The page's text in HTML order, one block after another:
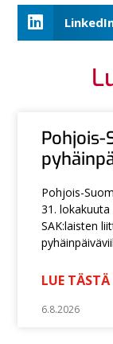
Pohjois-
Pohjois-
31.
SAK:laisten
LUE TÄSTÄ
6.8.2026